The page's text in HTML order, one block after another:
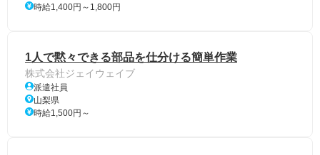
時給1,400円～1,800円
1人で黙々できる部品を仕分ける簡単作業
株式会社ジェイウェイブ
派遣社員
山梨県
時給1,500円～